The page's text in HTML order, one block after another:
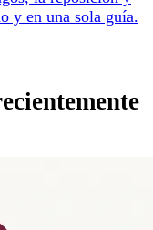
y en una sola guía.